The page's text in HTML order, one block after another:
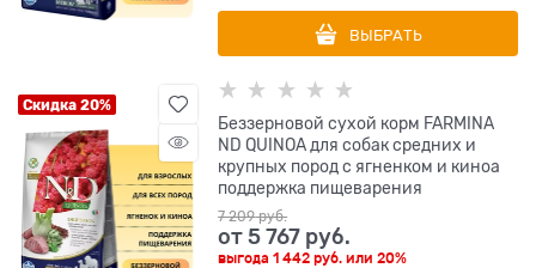
ВЫБРАТЬ
Скидка 20%
Беззерновой cухой корм FARMINA
ND QUINOA для собак средних и
крупных пород с ягненком и киноа
поддержка пищеварения
7 209 руб.
от5 767 руб.
выгода1 442 руб. или20%